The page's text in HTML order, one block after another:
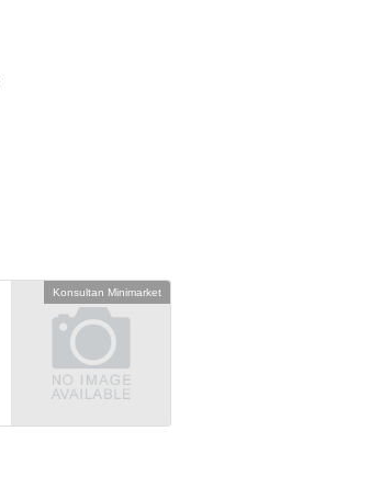
Konsultan Minimarket